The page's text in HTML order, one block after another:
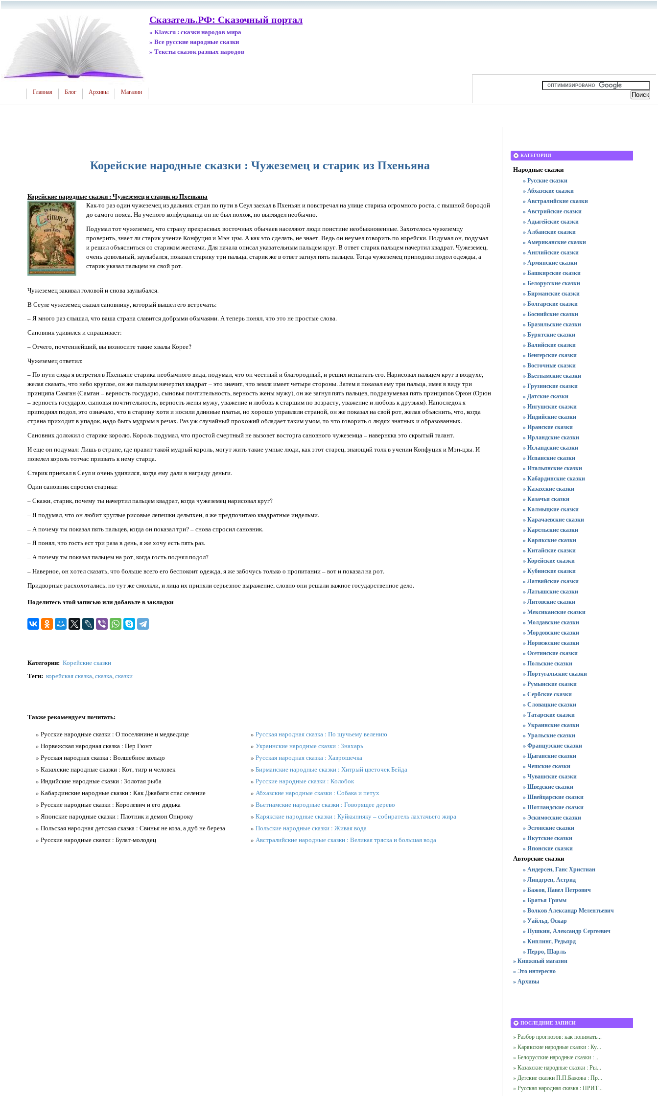
Сказатель.РФ: Сказочный портал
» Klaw.ru : сказки народов мира
» Все русские народные сказки
» Тексты сказок разных народов
Главная Блог Архивы Магазин
Корейские народные сказки : Чужеземец и старик из Пхеньяна
Корейские народные сказки : Чужеземец и старик из Пхеньяна
Как-то раз один чужеземец из дальних стран по пути в Сеул заехал в Пхеньян и повстречал на улице старика огромного роста, с пышной бородой
до самого пояса. На ученого конфуцианца он не был похож, но выглядел необычно.
Подумал тот чужеземец, что страну прекрасных восточных обычаев населяют люди поистине необыкновенные. Захотелось чужеземцу
проверить, знает ли старик учение Конфуция и Мэн-цзы. А как это сделать, не знает. Ведь он неумел говорить по-корейски. Подумал он, подумал
и решил объясниться со стариком жестами. Для начала описал указательным пальцем круг. В ответ старик пальцем начертил квадрат. Чужеземец,
очень довольный, заулыбался, показал старику три пальца, старик же в ответ загнул пять пальцев. Тогда чужеземец приподнял подол одежды, а
старик указал пальцем на свой рот.
Чужеземец закивал головой и снова заулыбался.
В Сеуле чужеземец сказал сановнику, который вышел его встречать:
– Я много раз слышал, что ваша страна славится добрыми обычаями. А теперь понял, что это не простые слова.
Сановник удивился и спрашивает:
– Отчего, почтеннейший, вы возносите такие хвалы Корее?
Чужеземец ответил:
– По пути сюда я встретил в Пхеньяне старика необычного вида, подумал, что он честный и благородный, и решил испытать его. Нарисовал пальцем круг в воздухе,
желая сказать, что небо круглое, он же пальцем начертил квадрат – это значит, что земля имеет четыре стороны. Затем я показал ему три пальца, имея в виду три
принципа Самган (Самган – верность государю, сыновья почтительность, верность жены мужу), он же загнул пять пальцев, подразумевая пять принципов Орюн (Орюн
– верность государю, сыновья почтительность, верность жены мужу, уважение и любовь к старшим по возрасту, уважение и любовь к друзьям). Напоследок я
приподнял подол, это означало, что в старину хотя и носили длинные платья, но хорошо управляли страной, он же показал на свой рот, желая объяснить, что, когда
страна приходит в упадок, надо быть мудрым в речах. Раз уж случайный прохожий обладает таким умом, то что говорить о людях знатных и образованных.
Сановник доложил о старике королю. Король подумал, что простой смертный не вызовет восторга сановного чужеземца – наверняка это скрытый талант.
И еще он подумал: Лишь в стране, где правит такой мудрый король, могут жить такие умные люди, как этот старец, знающий толк в учении Конфуция и Мэн-цзы. И
повелел король тотчас призвать к нему старца.
Старик приехал в Сеул и очень удивился, когда ему дали в награду деньги.
Один сановник спросил старика:
– Скажи, старик, почему ты начертил пальцем квадрат, когда чужеземец нарисовал круг?
– Я подумал, что он любит круглые рисовые лепешки дельпхен, я же предпочитаю квадратные индельми.
– А почему ты показал пять пальцев, когда он показал три? – снова спросил сановник.
– Я понял, что гость ест три раза в день, я же хочу есть пять раз.
– А почему ты показал пальцем на рот, когда гость поднял подол?
– Наверное, он хотел сказать, что больше всего его беспокоит одежда, я же забочусь только о пропитании – вот и показал на рот.
Придворные расхохотались, но тут же смолкли, и лица их приняли серьезное выражение, словно они решали важное государственное дело.
Поделитесь этой записью или добавьте в закладки
Категории: Корейские сказки
Теги: корейская сказка,сказка,сказки
Также рекомендуем почитать:
» Русские народные сказки : О поселянине и медведице
» Норвежская народная сказка : Пер Гюнт
» Русская народная сказка : Волшебное кольцо
» Казахские народные сказки : Кот, тигр и человек
» Индийские народные сказки : Золотая рыба
» Кабардинские народные сказки : Как Джабаги спас селение
» Русские народные сказки : Королевич и его дядька
» Японские народные сказки : Плотник и демон Онироку
» Польская народная детская сказка : Свинья не коза, а дуб не береза
» Русские народные сказки : Булат-молодец
» Русская народная сказка : По щучьему велению
» Украинские народные сказки : Знахарь
» Русская народная сказка : Хаврошечка
» Бирманские народные сказки : Хитрый цветочек Бейда
» Русские народные сказки : Колобок
» Абхазские народные сказки : Собака и петух
» Вьетнамские народные сказки : Говорящее дерево
» Карякские народные сказки : Куйкынняку – собиратель лахтачьего жира
» Польские народные сказки : Живая вода
» Австралийские народные сказки : Великая тряска и большая вода
КАТЕГОРИИ
Народные сказки
» Русские сказки
» Абхазские сказки
» Австралийские сказки
» Австрийские сказки
» Адыгейские сказки
» Албанские сказки
» Американские сказки
» Английские сказки
» Армянские сказки
» Башкирские сказки
» Белорусские сказки
» Бирманские сказки
» Болгарские сказки
» Боснийские сказки
» Бразильские сказки
» Бурятские сказки
» Валийские сказки
» Венгерские сказки
» Восточные сказки
» Вьетнамские сказки
» Грузинские сказки
» Датские сказки
» Ингушские сказки
» Индийские сказки
» Иранские сказки
» Ирландские сказки
» Исландские сказки
» Испанские сказки
» Итальянские сказки
» Кабардинские сказки
» Казахские сказки
» Казачьи сказки
» Калмыцкие сказки
» Карачаевские сказки
» Карельские сказки
» Карякские сказки
» Китайские сказки
» Корейские сказки
» Кубинские сказки
» Латвийские сказки
» Латышские сказки
» Литовские сказки
» Мексиканские сказки
» Молдавские сказки
» Мордовские сказки
» Норвежские сказки
» Осетинские сказки
» Польские сказки
» Португальские сказки
» Румынские сказки
» Сербские сказки
» Словацкие сказки
» Татарские сказки
» Украинские сказки
» Уральские сказки
» Французские сказки
» Цыганские сказки
» Чешские сказки
» Чувашские сказки
» Шведские сказки
» Швейцарские сказки
» Шотландские сказки
» Эскимосские сказки
» Эстонские сказки
» Якутские сказки
» Японские сказки
Авторские сказки
» Андерсен, Ганс Христиан
» Линдгрен, Астрид
» Бажов, Павел Петрович
» Братья Гримм
» Волков Александр Мелентьевич
» Уайльд, Оскар
» Пушкин, Александр Сергеевич
» Киплинг, Редьярд
» Перро, Шарль
» Книжный магазин
» Это интересно
» Архивы
ПОСЛЕДНИЕ ЗАПИСИ
» Разбор прогнозов: как понимать...
» Карякские народные сказки : Ку...
» Белорусские народные сказки : ...
» Казахские народные сказки : Ры...
» Детские сказки П.П.Бажова : Пр...
» Русская народная сказка : ПРИТ...